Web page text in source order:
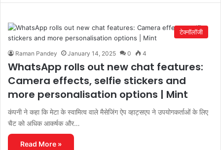
टेक्नॉलॉजी
Raman Pandey January 14, 2025 0 4
WhatsApp rolls out new chat features:
Camera effects, selfie stickers and
more personalisation options | Mint
कंपनी ने कहा कि मेटा के स्वामित्व वाले मैसेजिंग ऐप व्हाट्सएप ने उपयोगकर्ताओं के लिए
चैट को अधिक आकर्षक और…
Read More »